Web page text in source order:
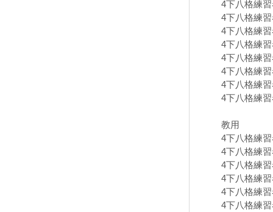
4下八格練
4下八格練
4下八格練
4下八格練
4下八格練
4下八格練
4下八格練
4下八格練
教用
4下八格練
4下八格練
4下八格練
4下八格練
4下八格練
4下八格練